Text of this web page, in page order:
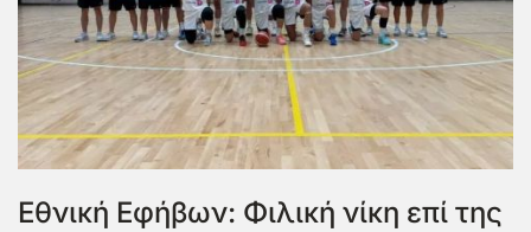
Εθνική Εφήβων: Φιλική νίκη επί της